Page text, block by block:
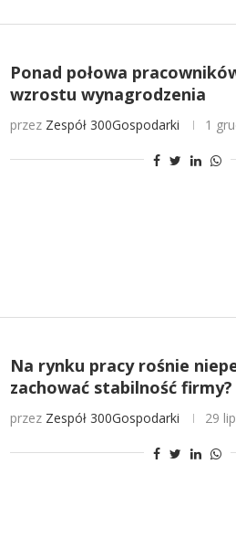
Ponad połowa
wzrostu wynagrodzenia
przez Zespół 300Gospodarki 1
Na rynku pracy rośnie
zachować stabilność firmy?
przez Zespół 300Gospodarki 29